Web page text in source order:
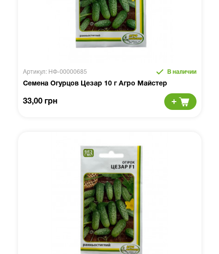
Артикул: НФ-00000685 В наличии
Семена Огурцов Цезар 10 г Агро Майстер
33,00 грн